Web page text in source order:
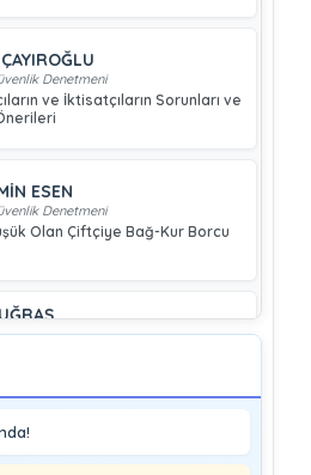
Denetmeni
ve İktisatçıların Sorunları ve
ESEN
Denetmeni
Olan Çiftçiye Bağ-Kur Borcu
Denetmeni
Ermenek’te Meydana Gelen
Endüstriyel Kaza